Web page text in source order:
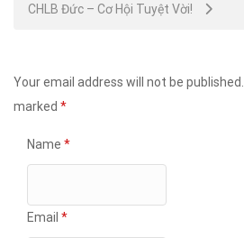
CHLB Đức – Cơ Hội Tuyệt Vời!
Your email address will not be published.
marked *
Name *
Email *